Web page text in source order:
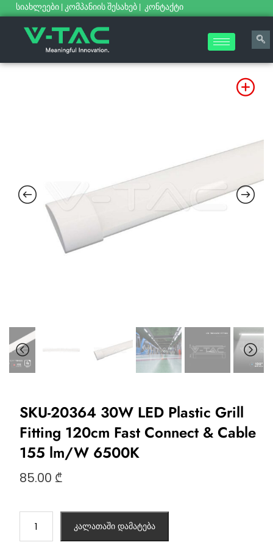
სიახლეები | კომპანიის შესახებ | კონტაქტი
SKU-20364 30W LED Plastic Grill
Fitting 120cm Fast Connect & Cable
155 lm/W 6500K
85.00 ₾
კალათაში დამატება